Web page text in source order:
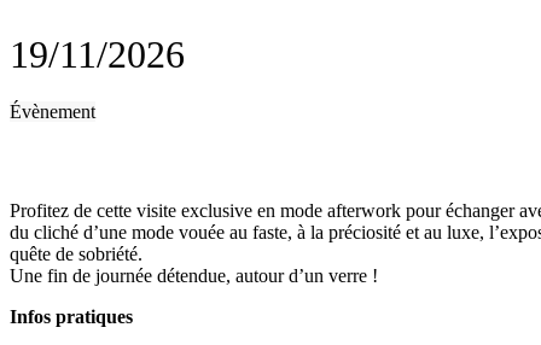
19/11/2026
Évènement
Profitez de cette visite exclusive en mode afterwork pour échanger
du cliché d’une mode vouée au faste, à la préciosité et au luxe,
quête de sobriété.
Une fin de journée détendue, autour d’un verre !
Infos pratiques